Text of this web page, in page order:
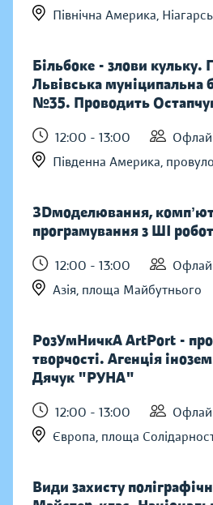
Північна Америка,
Більбоке - злови кульку.
Львівська муніципальна
№35. Проводить
12:00 - 13:00
Південна Америка,
ЗDмоделювання,
програмування з ШІ
12:00 - 13:00
Азія, площа Майбутнього
РозУмНичкА ArtPort -
творчості. Агенція
Дячук "РУНА"
12:00 - 13:00
Європа, площа
Види захисту